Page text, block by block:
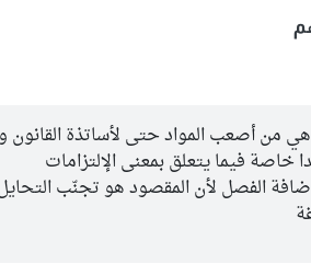
هي من أصعب المواد حتى لأساتذة القانون
خاصة فيما يتعلق بمعنى الإلتزامات
الفصل لأن المقصود هو تجنّب